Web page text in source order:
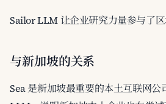
Sailor LLM 让企业研究力量参与了区
与新加坡的关系
Sea 是新加坡最重要的本土互联网